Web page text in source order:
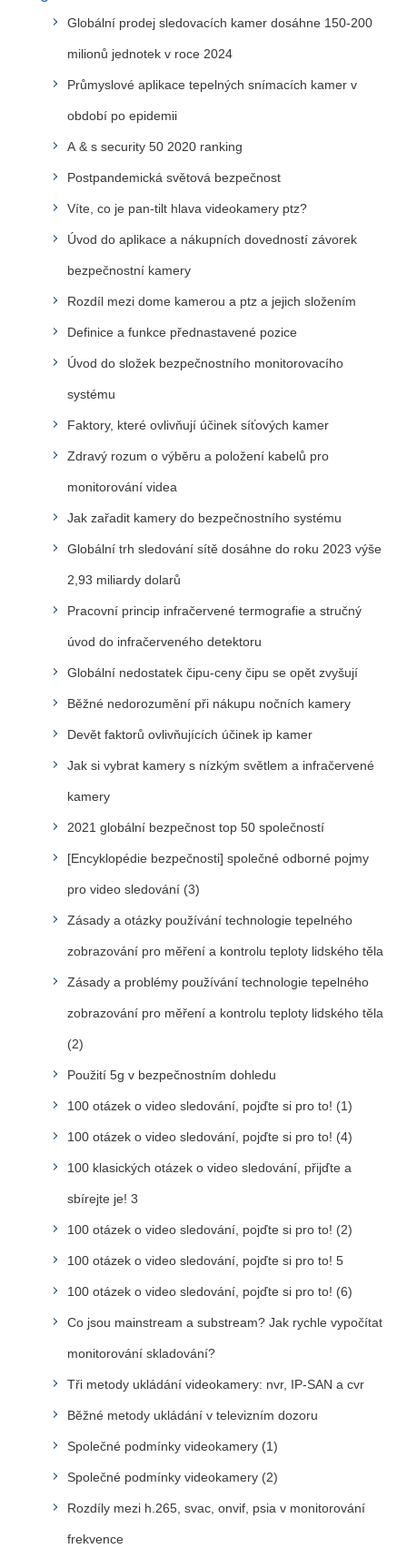
Globální prodej sledovacích kamer dosáhne 150-200
milionů jednotek v roce 2024
Průmyslové aplikace tepelných snímacích kamer v
období po epidemii
A & s security 50 2020 ranking
Postpandemická světová bezpečnost
Víte, co je pan-tilt hlava videokamery ptz?
Úvod do aplikace a nákupních dovedností závorek
bezpečnostní kamery
Rozdíl mezi dome kamerou a ptz a jejich složením
Definice a funkce přednastavené pozice
Úvod do složek bezpečnostního monitorovacího
systému
Faktory, které ovlivňují účinek síťových kamer
Zdravý rozum o výběru a položení kabelů pro
monitorování videa
Jak zařadit kamery do bezpečnostního systému
Globální trh sledování sítě dosáhne do roku 2023 výše
2,93 miliardy dolarů
Pracovní princip infračervené termografie a stručný
úvod do infračerveného detektoru
Globální nedostatek čipu-ceny čipu se opět zvyšují
Běžné nedorozumění při nákupu nočních kamery
Devět faktorů ovlivňujících účinek ip kamer
Jak si vybrat kamery s nízkým světlem a infračervené
kamery
2021 globální bezpečnost top 50 společností
[Encyklopédie bezpečnosti] společné odborné pojmy
pro video sledování (3)
Zásady a otázky používání technologie tepelného
zobrazování pro měření a kontrolu teploty lidského těla
Zásady a problémy používání technologie tepelného
zobrazování pro měření a kontrolu teploty lidského těla
(2)
Použití 5g v bezpečnostním dohledu
100 otázek o video sledování, pojďte si pro to! (1)
100 otázek o video sledování, pojďte si pro to! (4)
100 klasických otázek o video sledování, přijďte a
sbírejte je! 3
100 otázek o video sledování, pojďte si pro to! (2)
100 otázek o video sledování, pojďte si pro to! 5
100 otázek o video sledování, pojďte si pro to! (6)
Co jsou mainstream a substream? Jak rychle vypočítat
monitorování skladování?
Tři metody ukládání videokamery: nvr, IP-SAN a cvr
Běžné metody ukládání v televizním dozoru
Společné podmínky videokamery (1)
Společné podmínky videokamery (2)
Rozdíly mezi h.265, svac, onvif, psia v monitorování
frekvence